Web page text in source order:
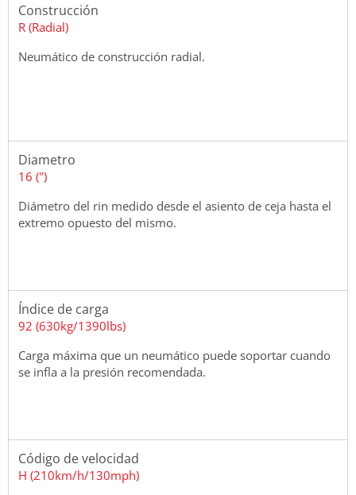
Construcción
R (Radial)
Neumático de construcción radial.
Diametro
16 (")
Diámetro del rin medido desde el asiento de ceja hasta el
extremo opuesto del mismo.
Índice de carga
92 (630kg/1390lbs)
Carga máxima que un neumático puede soportar cuando
se infla a la presión recomendada.
Código de velocidad
H (210km/h/130mph)